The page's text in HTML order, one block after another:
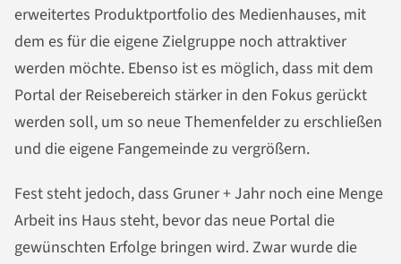
erweitertes Produktportfolio des Medienhauses, mit
dem es für die eigene Zielgruppe noch attraktiver
werden möchte. Ebenso ist es möglich, dass mit dem
Portal der Reisebereich stärker in den Fokus gerückt
werden soll, um so neue Themenfelder zu erschließen
und die eigene Fangemeinde zu vergrößern.
Fest steht jedoch, dass Gruner + Jahr noch eine Menge
Arbeit ins Haus steht, bevor das neue Portal die
gewünschten Erfolge bringen wird. Zwar wurde die